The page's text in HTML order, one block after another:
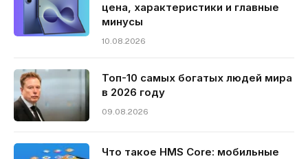
цена, характеристики и главные
минусы
10.08.2026
Топ-10 самых богатых людей мира
в 2026 году
09.08.2026
Что такое HMS Core: мобильные